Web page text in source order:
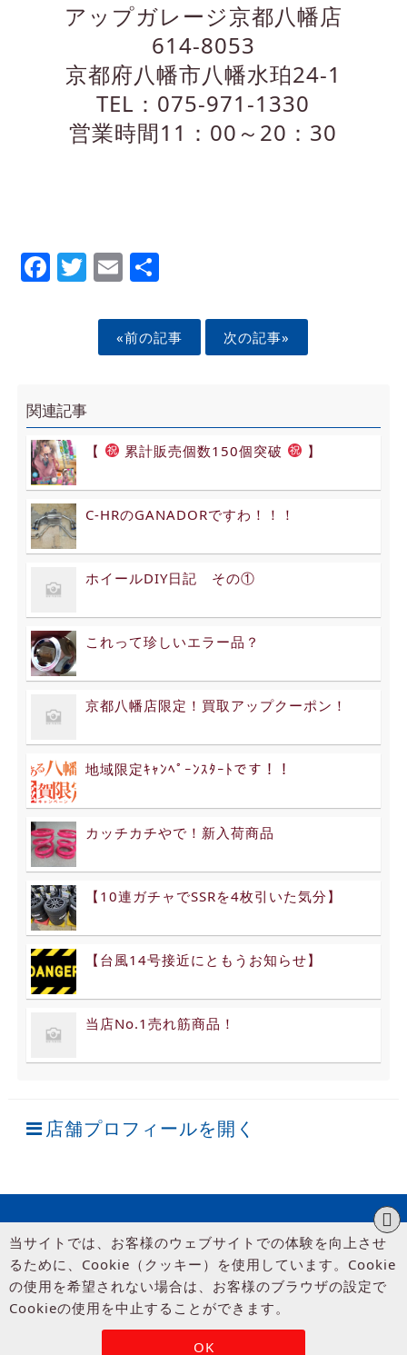
アップガレージ京都八幡店
614-8053
京都府八幡市八幡水珀24-1
TEL：075-971-1330
営業時間11：00～20：30
Facebook
Twitter
EmailShare
«前の記事 次の記事»
関連記事
【 累計販売個数150個突破 】
C-HRのGANADORですわ！！！
ホイールDIY日記 その①
これって珍しいエラー品？
京都八幡店限定！買取アップクーポン！
地域限定ｷｬﾝﾍﾟｰﾝｽﾀｰﾄです！！
カッチカチやで！新入荷商品
【10連ガチャでSSRを4枚引いた気分】
【台風14号接近にともうお知らせ】
当店No.1売れ筋商品！
店舗プロフィールを開く
© UP GARAGE GROUP Co., Ltd.
OK
当サイトでは、お客様のウェブサイトでの体験を向上させ
るために、Cookie（クッキー）を使用しています。Cookie
の使用を希望されない場合は、お客様のブラウザの設定で
Cookieの使用を中止することができます。